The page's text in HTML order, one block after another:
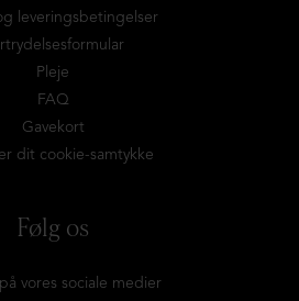
leveringsbetingelser
Pleje
FAQ
Gavekort
dit cookie-samtykke
Følg os
vores sociale medier